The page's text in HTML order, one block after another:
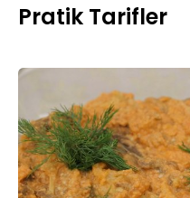
Pratik Tarifler